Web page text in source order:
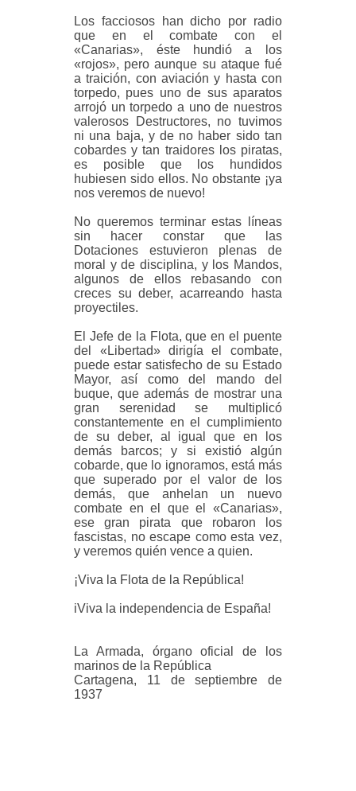
Los facciosos han dicho por radio
que en el combate con el
«Canarias», éste hundió a los
«rojos», pero aunque su ataque fué
a traición, con aviación y hasta con
torpedo, pues uno de sus aparatos
arrojó un torpedo a uno de nuestros
valerosos Destructores, no tuvimos
ni una baja, y de no haber sido tan
cobardes y tan traidores los piratas,
es posible que los hundidos
hubiesen sido ellos. No obstante ¡ya
nos veremos de nuevo!
No queremos terminar estas líneas
sin hacer constar que las
Dotaciones estuvieron plenas de
moral y de disciplina, y los Mandos,
algunos de ellos rebasando con
creces su deber, acarreando hasta
proyectiles.
El Jefe de la Flota, que en el puente
del «Libertad» dirigía el combate,
puede estar satisfecho de su Estado
Mayor, así como del mando del
buque, que además de mostrar una
gran serenidad se multiplicó
constantemente en el cumplimiento
de su deber, al igual que en los
demás barcos; y si existió algún
cobarde, que lo ignoramos, está más
que superado por el valor de los
demás, que anhelan un nuevo
combate en el que el «Canarias»,
ese gran pirata que robaron los
fascistas, no escape como esta vez,
y veremos quién vence a quien.
¡Viva la Flota de la República!
iViva la independencia de España!
La Armada, órgano oficial de los
marinos de la República
Cartagena, 11 de septiembre de
1937